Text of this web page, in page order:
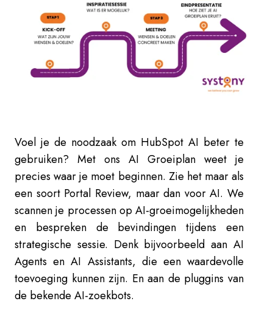
Voel je de noodzaak om HubSpot AI beter te
gebruiken? Met ons AI Groeiplan weet je
precies waar je moet beginnen. Zie het maar als
een soort Portal Review, maar dan voor AI. We
scannen je processen op AI-groeimogelijkheden
en bespreken de bevindingen tijdens een
strategische sessie. Denk bijvoorbeeld aan AI
Agents en AI Assistants, die een waardevolle
toevoeging kunnen zijn. En aan de pluggins van
de bekende AI-zoekbots.